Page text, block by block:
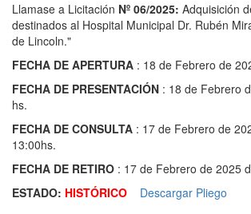
Llamase a Licitación Nº 06/2025: Adquisición
destinados al Hospital Municipal Dr. Rubén
de Lincoln."
FECHA DE APERTURA : 18 de Febrero de
FECHA DE PRESENTACIÓN : 18 de Febrero
hs.
FECHA DE CONSULTA : 17 de Febrero de
13:00hs.
FECHA DE RETIRO : 17 de Febrero de 2025
ESTADO: HISTÓRICO Descargar Pliego